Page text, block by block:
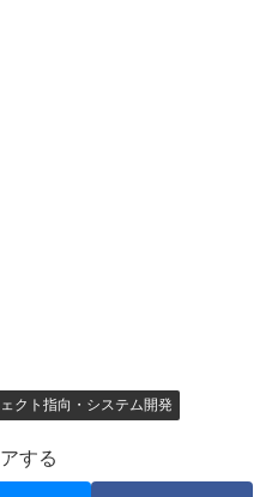
クト指向・システム開発
する